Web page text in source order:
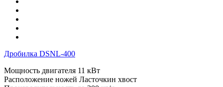
Дробилка DSNL-400
Мощность двигателя 11 кВт
Расположение ножей Ласточкин хвост